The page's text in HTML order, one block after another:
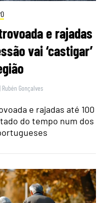
e rajadas
vai ‘castigar’
| Rubén Gonçalves
e rajadas até 100
do tempo num dos